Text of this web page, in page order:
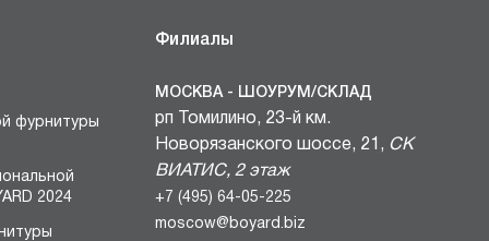
фурнитуры
2024
Филиалы
МОСКВА - ШОУРУМ/СКЛАД
рп Томилино, 23-й км.
Новорязанского шоссе, 21, СК
ВИАТИС, 2 этаж
+7 (495) 64-05-225
moscow@boyard.biz